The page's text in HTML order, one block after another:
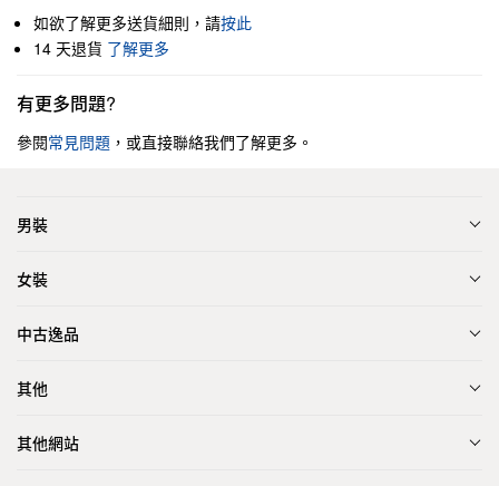
如欲了解更多送貨細則，請按此
14 天退貨 了解更多
有更多問題?
參閱常見問題 ，或直接聯絡我們了解更多。
男裝
女裝
中古逸品
其他
其他網站